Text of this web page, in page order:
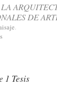
DE
.
1 Tesis